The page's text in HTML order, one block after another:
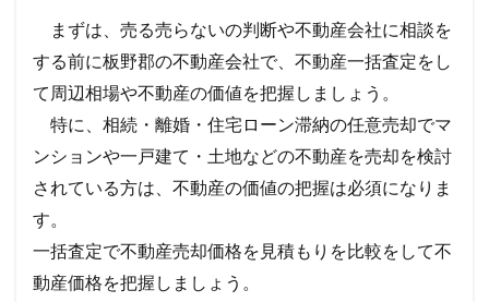
まずは、売る売らないの判断や不動産会社に相談を
する前に板野郡の不動産会社で、不動産一括査定をし
て周辺相場や不動産の価値を把握しましょう。
特に、相続・離婚・住宅ローン滞納の任意売却でマ
ンションや一戸建て・土地などの不動産を売却を検討
されている方は、不動産の価値の把握は必須になりま
す。
一括査定で不動産売却価格を見積もりを比較をして不
動産価格を把握しましょう。